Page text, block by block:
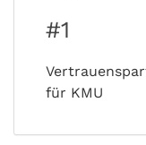
#1
für KMU